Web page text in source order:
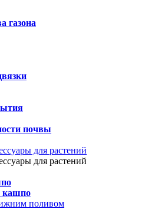
газона
почвы
для растений
для растений
кашпо
поливом